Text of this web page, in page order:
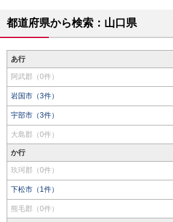
都道府県から検索：山口県
あ行
阿武郡（0件）
岩国市（3件）
宇部市（3件）
大島郡（0件）
か行
玖珂郡（0件）
下松市（1件）
熊毛郡（0件）